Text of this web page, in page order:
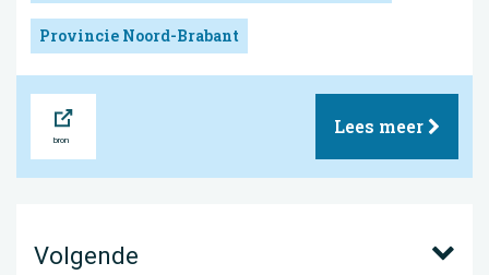
Provincie Noord-Brabant
Lees meer
Volgende